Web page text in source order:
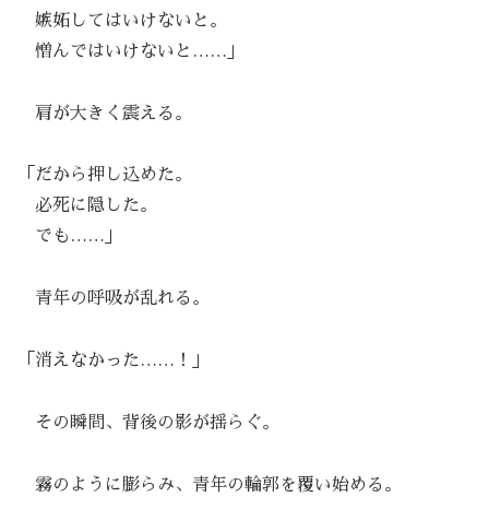
嫉妬してはいけないと。
憎んではいけないと……」
肩が大きく震える。
「だから押し込めた。
必死に隠した。
でも……」
青年の呼吸が乱れる。
「消えなかった……！」
その瞬間、背後の影が揺らぐ。
霧のように膨らみ、青年の輪郭を覆い始める。